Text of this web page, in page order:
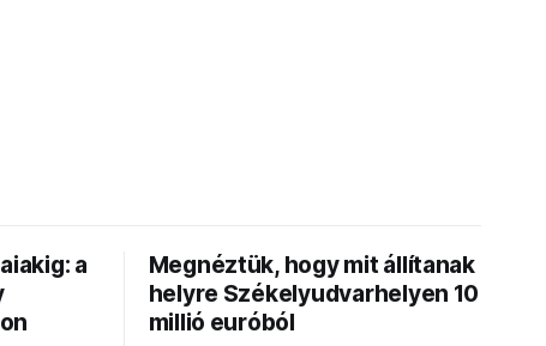
a
Megnéztük, hogy mit állítanak
helyre Székelyudvarhelyen 10
millió euróból